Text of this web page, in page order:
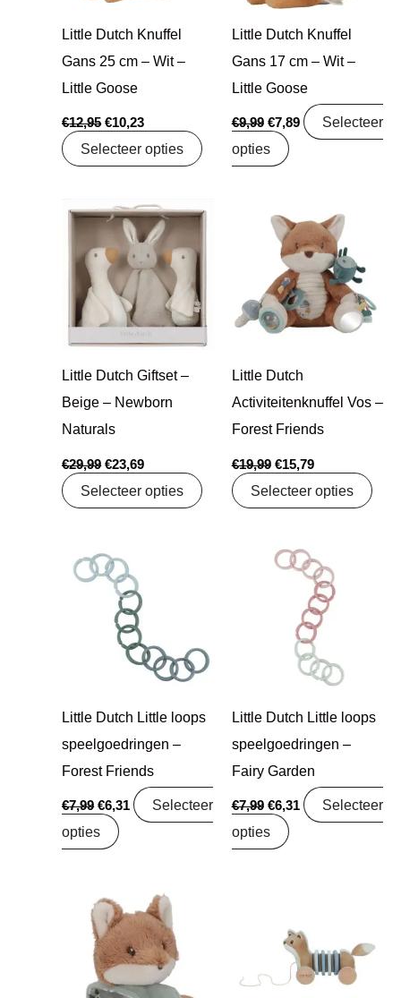
Little Dutch Knuffel
Gans 25 cm – Wit –
Little Goose
€12,95 €10,23
Selecteer opties
Little Dutch Knuffel
Gans 17 cm – Wit –
Little Goose
€9,99 €7,89
Selecteer
opties
Little Dutch Giftset –
Beige – Newborn
Naturals
€29,99
Oorspronkelijke
prijs
was:
€29,99.
€23,69
Huidige
prijs
is:
€23,69.
Selecteer opties
Little Dutch
Activiteitenknuffel Vos –
Forest Friends
€19,99
prijs
was:
€19,99.
€15,79
prijs
is:
€15,79.
Selecteer opties
Little Dutch Little loops
speelgoedringen –
Forest Friends
€7,99
prijs
was:
€7,99.
€6,31
is:
€6,31.
Selecteer
opties
Little Dutch Little loops
speelgoedringen –
Fairy Garden
€7,99
Oorspronkelijke
prijs
€6,31
Huidige
prijs
is:
€6,31.
Selecteer
opties
prijs
was:
€7,99.
prijs
is:
€6,31.
€16,99.